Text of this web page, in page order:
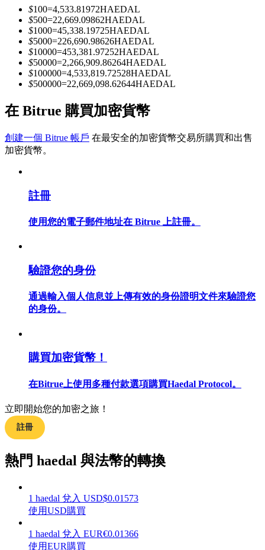
包含交易情況等的大數據分析
交易策略
學習如何保持盈利
$100=4,533.81972HAEDAL
$500=22,669.09862HAEDAL
$1000=45,338.19725HAEDAL
$5000=226,690.98626HAEDAL
$10000=453,381.97252HAEDAL
$50000=2,266,909.86264HAEDAL
$100000=4,533,819.72528HAEDAL
$500000=22,669,098.62644HAEDAL
在 Bitrue 購買加密貨幣
創建一個 Bitrue 帳戶 在最安全的加密貨幣交易所購買和出售
加密貨幣。
註冊
使用您的電子郵件地址在 Bitrue 上註冊。
驗證您的身份
通過輸入個人信息並上傳有效的身份證明文件來驗證您
的身份。
購買加密貨幣！
在Bitrue上使用多種付款選項購買Haedal Protocol。
立即開始您的加密之旅！
註冊
熱門 haedal 與法幣的轉換
1 haedal 兌入 USD$0.01573
使用USD購買
1 haedal 兌入 EUR€0.01366
使用EUR購買